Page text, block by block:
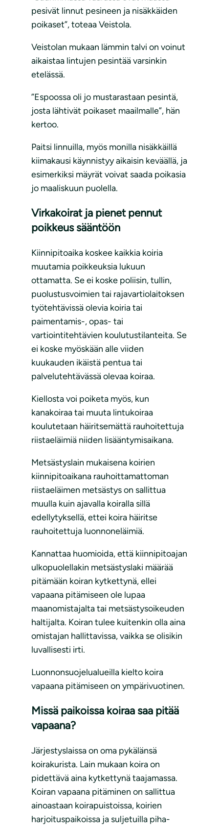
pesivät linnut pesineen ja nisäkkäiden
poikaset”, toteaa Veistola.
Veistolan mukaan lämmin talvi on voinut
aikaistaa lintujen pesintää varsinkin
etelässä.
”Espoossa oli jo mustarastaan pesintä,
josta lähtivät poikaset maailmalle”, hän
kertoo.
Paitsi linnuilla, myös monilla nisäkkäillä
kiimakausi käynnistyy aikaisin keväällä, ja
esimerkiksi mäyrät voivat saada poikasia
jo maaliskuun puolella.
Virkakoirat ja pienet pennut
poikkeus sääntöön
Kiinnipitoaika koskee kaikkia koiria
muutamia poikkeuksia lukuun
ottamatta. Se ei koske poliisin, tullin,
puolustusvoimien tai rajavartiolaitoksen
työtehtävissä olevia koiria tai
paimentamis-, opas- tai
vartiointitehtävien koulutustilanteita. Se
ei koske myöskään alle viiden
kuukauden ikäistä pentua tai
palvelutehtävässä olevaa koiraa.
Kiellosta voi poiketa myös, kun
kanakoiraa tai muuta lintukoiraa
koulutetaan häiritsemättä rauhoitettuja
riistaeläimiä niiden lisääntymisaikana.
Metsästyslain mukaisena koirien
kiinnipitoaikana rauhoittamattoman
riistaeläimen metsästys on sallittua
muulla kuin ajavalla koiralla sillä
edellytyksellä, ettei koira häiritse
rauhoitettuja luonnoneläimiä.
Kannattaa huomioida, että kiinnipitoajan
ulkopuolellakin metsästyslaki määrää
pitämään koiran kytkettynä, ellei
vapaana pitämiseen ole lupaa
maanomistajalta tai metsästysoikeuden
haltijalta. Koiran tulee kuitenkin olla aina
omistajan hallittavissa, vaikka se olisikin
luvallisesti irti.
Luonnonsuojelualueilla kielto koira
vapaana pitämiseen on ympärivuotinen.
Missä paikoissa koiraa saa pitää
vapaana?
Järjestyslaissa on oma pykälänsä
koirakurista. Lain mukaan koira on
pidettävä aina kytkettynä taajamassa.
Koiran vapaana pitäminen on sallittua
ainoastaan koirapuistoissa, koirien
harjoituspaikoissa ja suljetuilla piha-